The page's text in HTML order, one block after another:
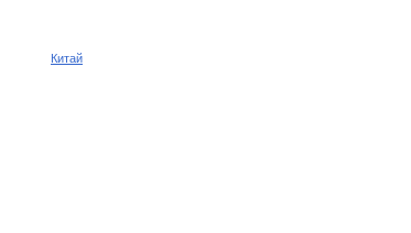
Китай